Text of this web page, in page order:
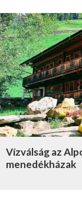
Vízválság az
menedékházak